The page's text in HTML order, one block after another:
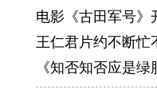
电影《古田军号》
王仁君片约不断忙
《知否知否应是